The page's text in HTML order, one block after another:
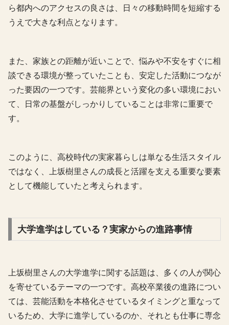
ら都内へのアクセスの良さは、日々の移動時間を短縮する
うえで大きな利点となります。
また、家族との距離が近いことで、悩みや不安をすぐに相
談できる環境が整っていたことも、安定した活動につなが
った要因の一つです。芸能界という変化の多い環境におい
て、日常の基盤がしっかりしていることは非常に重要で
す。
このように、高校時代の実家暮らしは単なる生活スタイル
ではなく、上坂樹里さんの成長と活躍を支える重要な要素
として機能していたと考えられます。
大学進学はしている？実家からの進路事情
上坂樹里さんの大学進学に関する話題は、多くの人が関心
を寄せているテーマの一つです。高校卒業後の進路につい
ては、芸能活動を本格化させているタイミングと重なって
いるため、大学に進学しているのか、それとも仕事に専念